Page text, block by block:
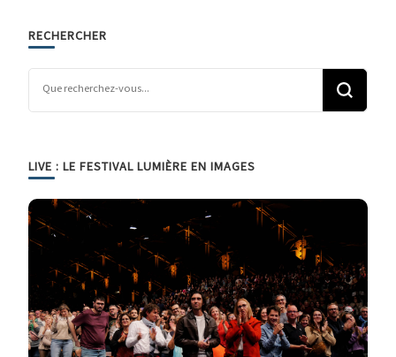
RECHERCHER
LIVE : LE FESTIVAL LUMIÈRE EN IMAGES